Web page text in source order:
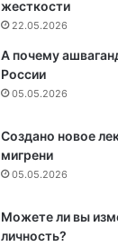
жесткости
22.05.2026
А почему
России
05.05.2026
Создано новое
мигрени
05.05.2026
Можете ли вы
личность?